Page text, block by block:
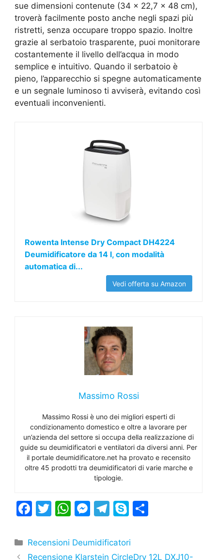
sue dimensioni contenute (34 x 22,7 x 48 cm),
troverà facilmente posto anche negli spazi più
ristretti, senza occupare troppo spazio. Inoltre
grazie al serbatoio trasparente, puoi monitorare
costantemente il livello dell’acqua in modo
semplice e intuitivo. Quando il serbatoio è
pieno, l’apparecchio si spegne automaticamente
e un segnale luminoso ti avviserà, evitando così
eventuali inconvenienti.
Rowenta Intense Dry Compact DH4224
Deumidificatore da 14 l, con modalità
automatica di...
Vedi offerta su Amazon
Massimo Rossi
Massimo Rossi è uno dei migliori esperti di
condizionamento domestico e oltre a lavorare per
un’azienda del settore si occupa della realizzazione di
guide su deumidificatori e ventilatori da diversi anni. Per
il portale deumidificatore.net ha provato e recensito
oltre 45 prodotti tra deumidificatori di varie marche e
tipologie.
F
c
e
T
itt
er
W
at
s
M
s
s
T
e
gr
S
y
p di
Categorie
Recensioni Deumidificatori
Recensione Klarstein CircleDry 12L DXJ10-